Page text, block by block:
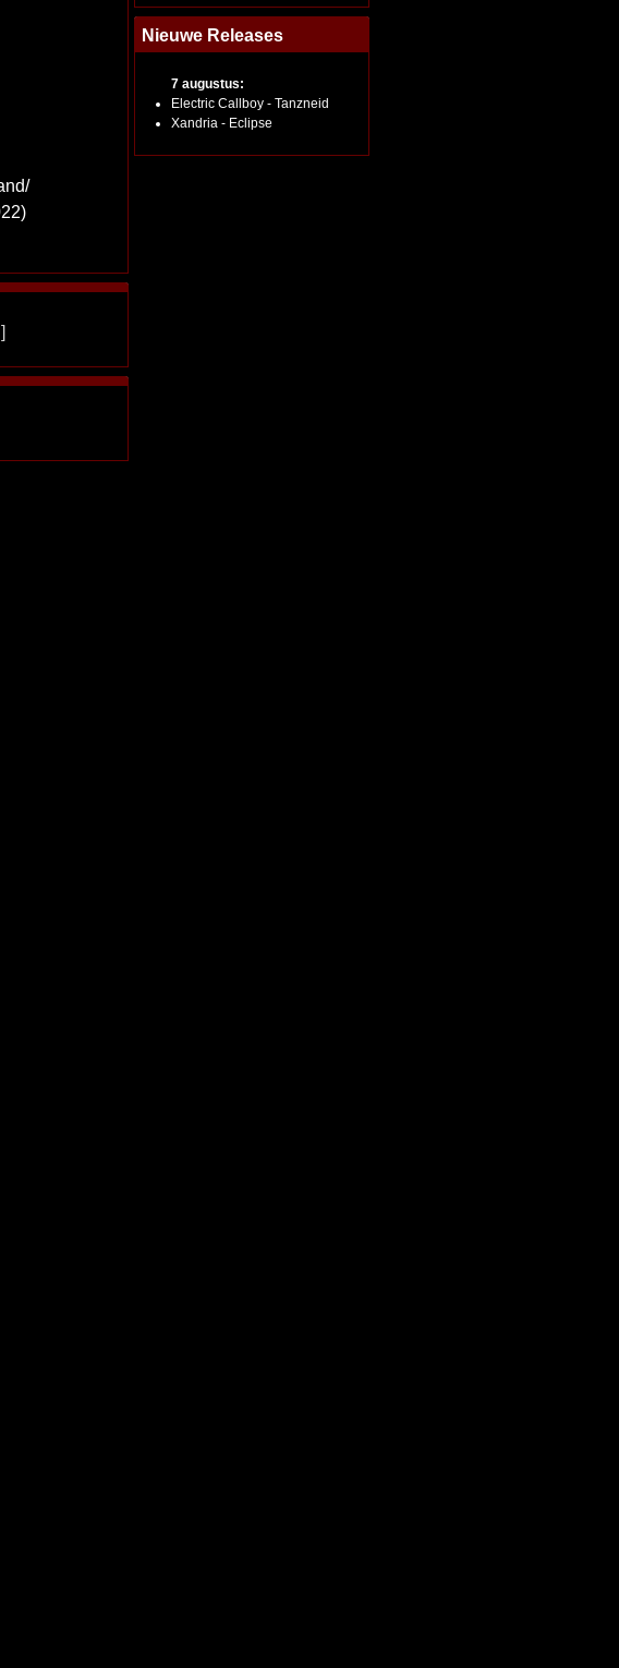
]
Nieuwe Releases
7 augustus:
Electric Callboy - Tanzneid
Xandria - Eclipse